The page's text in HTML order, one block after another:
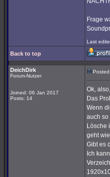
Frage
Last
Back to top
DeichDirk
Forum-Nutzer
Joined: 06 Jan 2017
Posts: 14
Ok,
Das
Wenn
auch so
Lösche
geht
Gibt es
Ich